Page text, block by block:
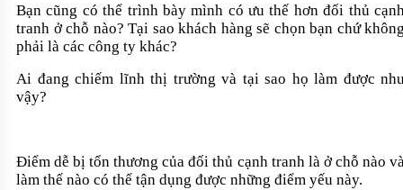
Bạn cũng có thể trình bày mình có ưu thế hơn đối thủ
tranh ở chỗ nào? Tại sao khách hàng sẽ chọn bạn chứ
phải là các công ty khác?
Ai đang chiếm lĩnh thị trường và tại sao họ làm được
vậy?
Điểm dễ bị tổn thương của đối thủ cạnh tranh là ở chỗ nào
làm thế nào có thể tận dụng được những điểm yếu này.